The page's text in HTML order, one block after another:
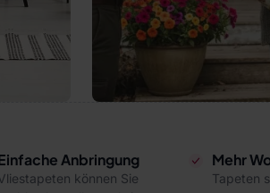
Anbringung
können Sie
Mehr
Tapeten